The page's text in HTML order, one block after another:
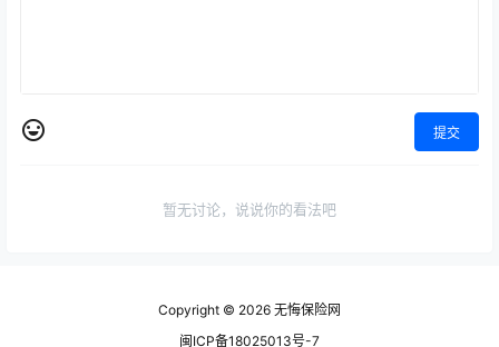
提交
暂无讨论，说说你的看法吧
Copyright © 2026 无悔保险网
闽ICP备18025013号-7